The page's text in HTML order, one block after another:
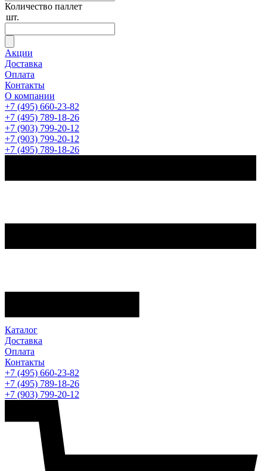
Количество паллет
шт.
Акции
Доставка
Оплата
Контакты
О компании
+7 (495) 660-23-82
+7 (495) 789-18-26
+7 (903) 799-20-12
+7 (903) 799-20-12
+7 (495) 789-18-26
Каталог
Доставка
Оплата
Контакты
+7 (495) 660-23-82
+7 (495) 789-18-26
+7 (903) 799-20-12